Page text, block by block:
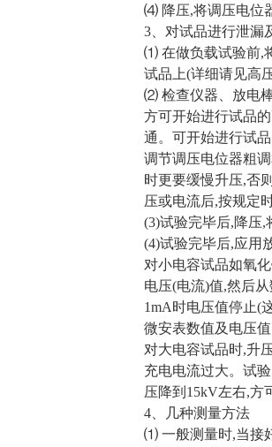
⑷ 降压,将调压电位
3、对试品进行泄漏
⑴ 在做负载试验前,
试品上(详细请见高
⑵ 检查仪器、放电
方可开始进行试品
通。可开始进行试
调节调压电位器粗
时更要缓慢升压,否
压或电流后,按规定
(3)试验完毕后,降压
(4)试验完毕后,应用
对小电容试品如氧
电压(电流)值,然后
1mA时电压值停止(
微安表数值及电压
对大电容试品时,升
充电电流过大。试
压降到15kV左右,方
4、几种测量方法
⑴ 一般测量时,当接